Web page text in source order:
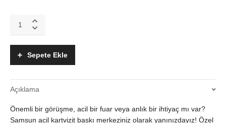
Kartvizit
&
Fantezi
-
50
Sepete Ekle
Açıklama
Önemli bir görüşme, acil bir fuar veya anlık bir ihtiyaç mı var?
Samsun acil kartvizit baskı merkeziniz olarak yanınızdayız! Özel